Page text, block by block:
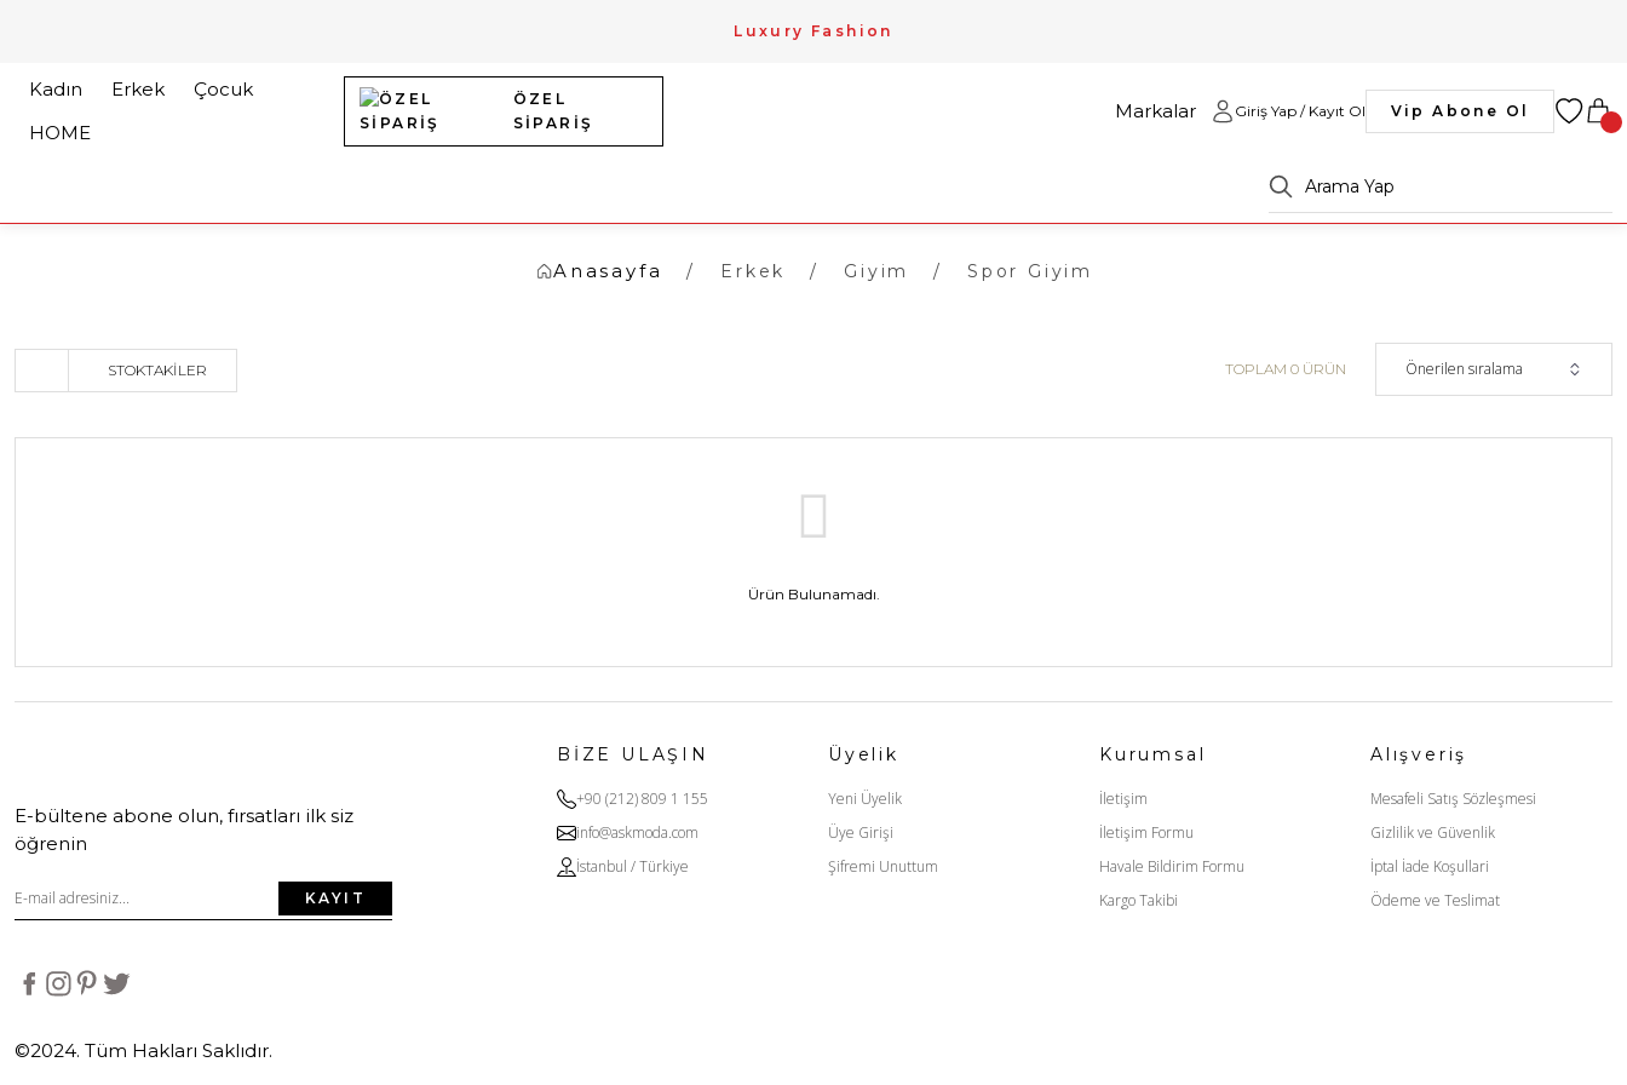
Luxury Fashion
Kadın Erkek
Çocuk
HOME
ÖZEL
SİPARİŞ
Markalar Giriş Yap / Kayıt Ol Vip Abone Ol
Anasayfa Erkek Giyim Spor Giyim
STOKTAKILER TOPLAM 0 ÜRÜN
Ürün Bulunamadı.
E-bültene abone olun, fırsatları ilk siz
öğrenin
KAYIT
BİZE ULAŞIN
+90 (212) 809 1 155
info@askmoda.com
İstanbul / Türkiye
Üyelik
Yeni Üyelik
Üye Girişi
Şifremi Unuttum
Kurumsal
İletişim
İletişim Formu
Havale Bildirim Formu
Kargo Takibi
Alışveriş
Mesafeli Satış Sözleşmesi
Gizlilik ve Güvenlik
İptal İade Koşullari
Ödeme ve Teslimat
©2024. Tüm Hakları Saklıdır.